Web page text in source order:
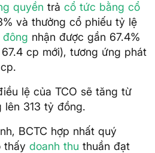
quyền trả cổ tức bằng cổ
và thưởng cổ phiếu tỷ lệ
đông nhận được gần 67.4%
cp mới), tương ứng phát
lệ của TCO sẽ tăng từ
lên 313 tỷ đồng.
BCTC hợp nhất quý
thấy doanh thu thuần đạt